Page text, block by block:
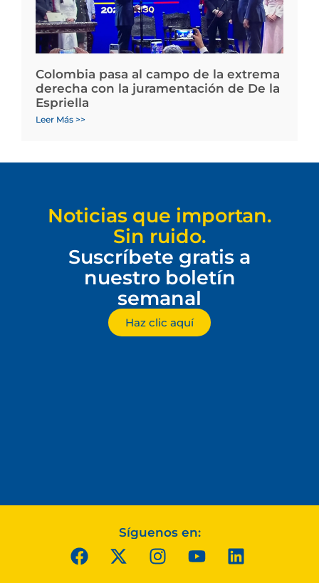
Colombia pasa al campo de la extrema
derecha con la juramentación de De la
Espriella
Leer Más >>
Noticias que importan.
Sin ruido.
Suscríbete gratis a
nuestro boletín
semanal
Haz clic aquí
Síguenos en: